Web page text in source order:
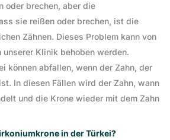
oder brechen, aber die
sie reißen oder brechen, ist die
Zähnen. Dieses Problem kann von
unserer Klinik behoben werden.
können abfallen, wenn der Zahn, der
In diesen Fällen wird der Zahn, wann
und die Krone wieder mit dem Zahn
in der Türkei?